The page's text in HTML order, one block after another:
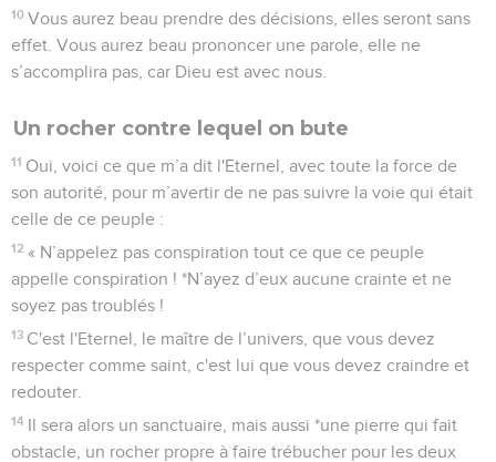
10 Vous aurez beau prendre des décisions, elles seront sans
effet. Vous aurez beau prononcer une parole, elle ne
s’accomplira pas, car Dieu est avec nous.
Un rocher contre lequel on bute
11 Oui, voici ce que m’a dit l'Eternel, avec toute la force de
son autorité, pour m’avertir de ne pas suivre la voie qui était
celle de ce peuple :
12 « N’appelez pas conspiration tout ce que ce peuple
appelle conspiration ! *N’ayez d’eux aucune crainte et ne
soyez pas troublés !
13 C'est l'Eternel, le maître de l’univers, que vous devez
respecter comme saint, c'est lui que vous devez craindre et
redouter.
14 Il sera alors un sanctuaire, mais aussi *une pierre qui fait
obstacle, un rocher propre à faire trébucher pour les deux